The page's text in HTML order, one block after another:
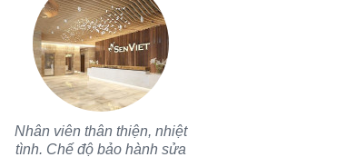
Nhân viên thân thiện, nhiệt
tình. Chế độ bảo hành sửa